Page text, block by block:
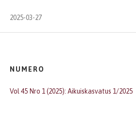
2025-03-27
NUMERO
Vol 45 Nro 1 (2025): Aikuiskasvatus 1/2025